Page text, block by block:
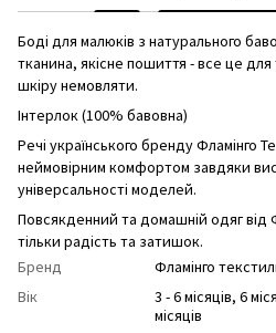
Боді для малюків з натурального
тканина, якісне пошиття - все це
шкіру немовляти.
Інтерлок (100% бавовна)
Речі українського бренду Фламінго
неймовірним комфортом завдяки
універсальності моделей.
Повсякденний та домашній одяг від
тільки радість та затишок.
Бренд
Фламінго
Вік
3 - 6 місяців, 6
місяців